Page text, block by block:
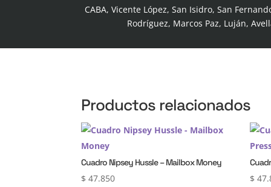
CABA, Vicente López, San Isidro, San
Rodríguez, Marcos Paz, Luján,
Productos relacionados
Cuadro Nipsey Hussle – Mailbox Money
$ 47.850 $